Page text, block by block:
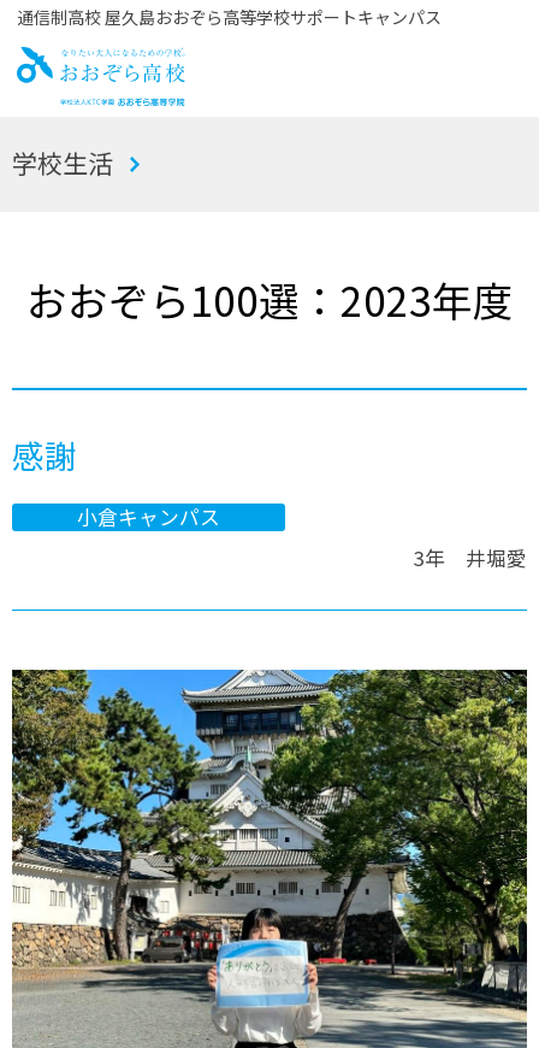
通信制高校 屋久島おおぞら高等学校サポートキャンパス
お
学校生活
おおぞら100選：2023年度
感謝
小倉キャンパス
3年 井堀愛